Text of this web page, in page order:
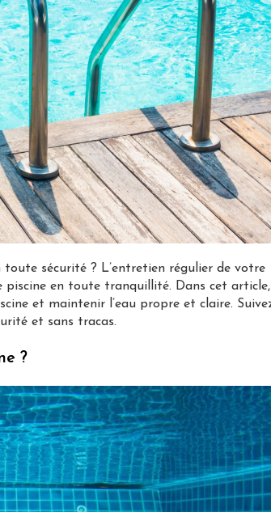
sécurité ? L’entretien régulier de votre
en toute tranquillité. Dans cet article,
et maintenir l’eau propre et claire.
et sans tracas.
?